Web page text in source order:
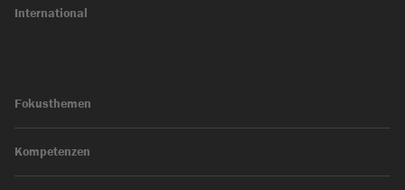
International
Fokusthemen
Kompetenzen